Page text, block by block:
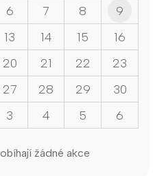
6 7 8
9
13 14 15
16
20 21 22
23
27 28 29
30
3 4 5 6
žádné akce